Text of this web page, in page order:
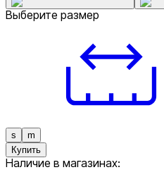
Выберите размер
s
m
Купить
Наличие в магазинах: